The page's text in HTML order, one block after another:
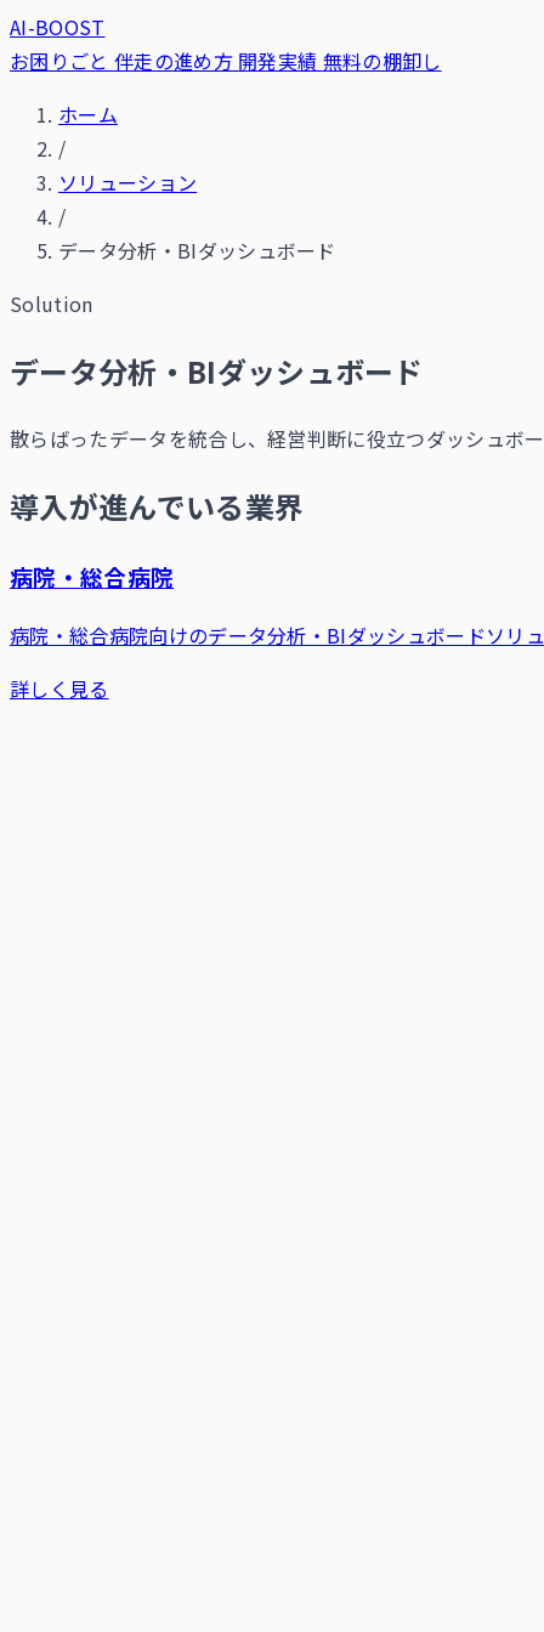
AI-BOOST
お困りごと 伴走の進め方 開発実績 無料の棚卸し
ホーム
/
ソリューション
/
データ分析・BIダッシュボード
Solution
データ分析・BIダッシュボード
散らばったデータを統合し、経営判断に役立つダッシュボ
導入が進んでいる業界
病院・総合病院
病院・総合病院向けのデータ分析・BIダッシュボードソリ
詳しく見る